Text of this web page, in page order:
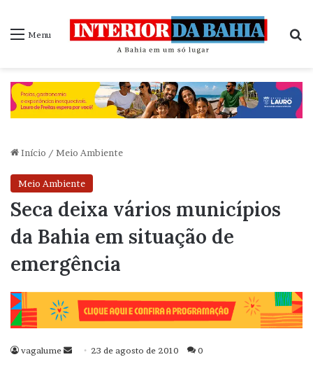
Menu
Início / Meio Ambiente
Meio Ambiente
Seca deixa vários municípios
da Bahia em situação de
emergência
vagalume
Mande23 de agosto de 2010 0